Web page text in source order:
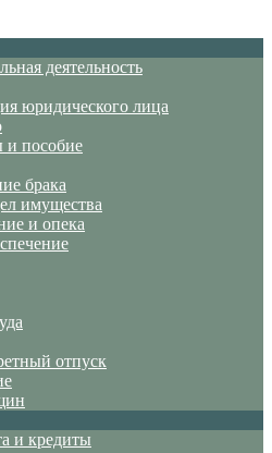
деятельность
юридического лица
пособие
брака
имущества
и опека
отпуск
и кредиты